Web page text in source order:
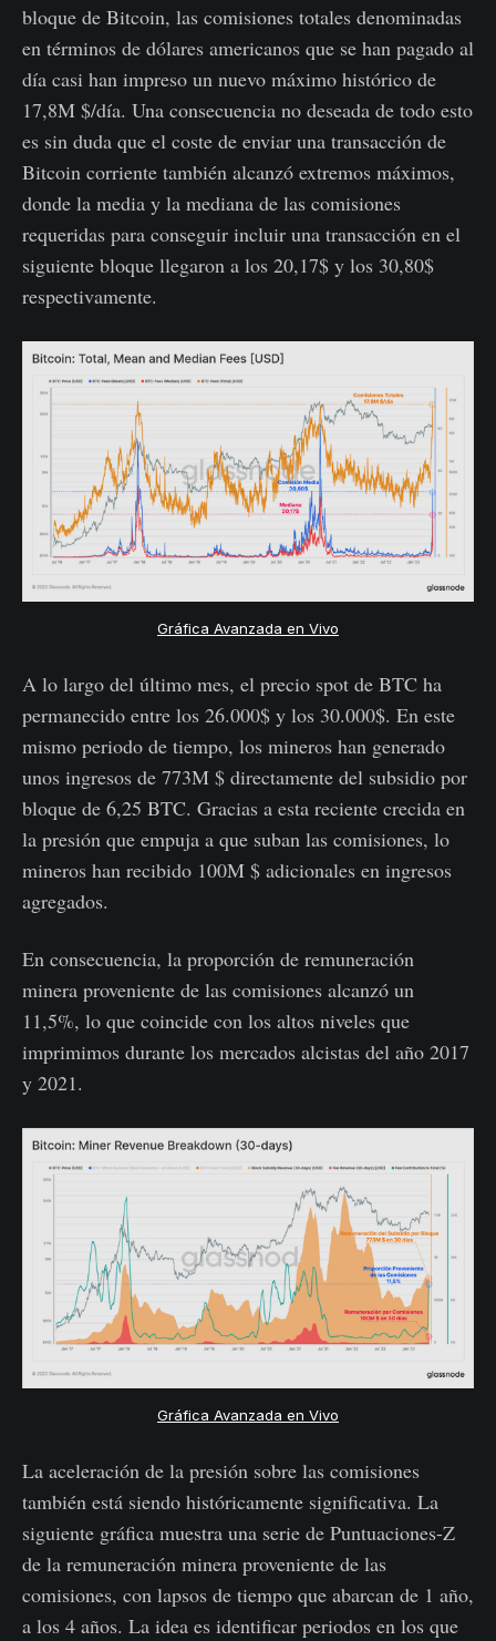
bloque de Bitcoin, las comisiones totales denominadas
en términos de dólares americanos que se han pagado al
día casi han impreso un nuevo máximo histórico de
17,8M $/día. Una consecuencia no deseada de todo esto
es sin duda que el coste de enviar una transacción de
Bitcoin corriente también alcanzó extremos máximos,
donde la media y la mediana de las comisiones
requeridas para conseguir incluir una transacción en el
siguiente bloque llegaron a los 20,17$ y los 30,80$
respectivamente.
Gráfica Avanzada en Vivo
A lo largo del último mes, el precio spot de BTC ha
permanecido entre los 26.000$ y los 30.000$. En este
mismo periodo de tiempo, los mineros han generado
unos ingresos de 773M $ directamente del subsidio por
bloque de 6,25 BTC. Gracias a esta reciente crecida en
la presión que empuja a que suban las comisiones, lo
mineros han recibido 100M $ adicionales en ingresos
agregados.
En consecuencia, la proporción de remuneración
minera proveniente de las comisiones alcanzó un
11,5%, lo que coincide con los altos niveles que
imprimimos durante los mercados alcistas del año 2017
y 2021.
Gráfica Avanzada en Vivo
La aceleración de la presión sobre las comisiones
también está siendo históricamente significativa. La
siguiente gráfica muestra una serie de Puntuaciones-Z
de la remuneración minera proveniente de las
comisiones, con lapsos de tiempo que abarcan de 1 año,
a los 4 años. La idea es identificar periodos en los que